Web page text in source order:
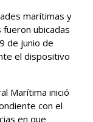
marítimas y
ubicadas
de junio de
el dispositivo
Marítima inició
con el
en que